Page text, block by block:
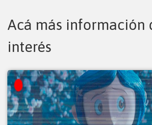
Acá más información
interés